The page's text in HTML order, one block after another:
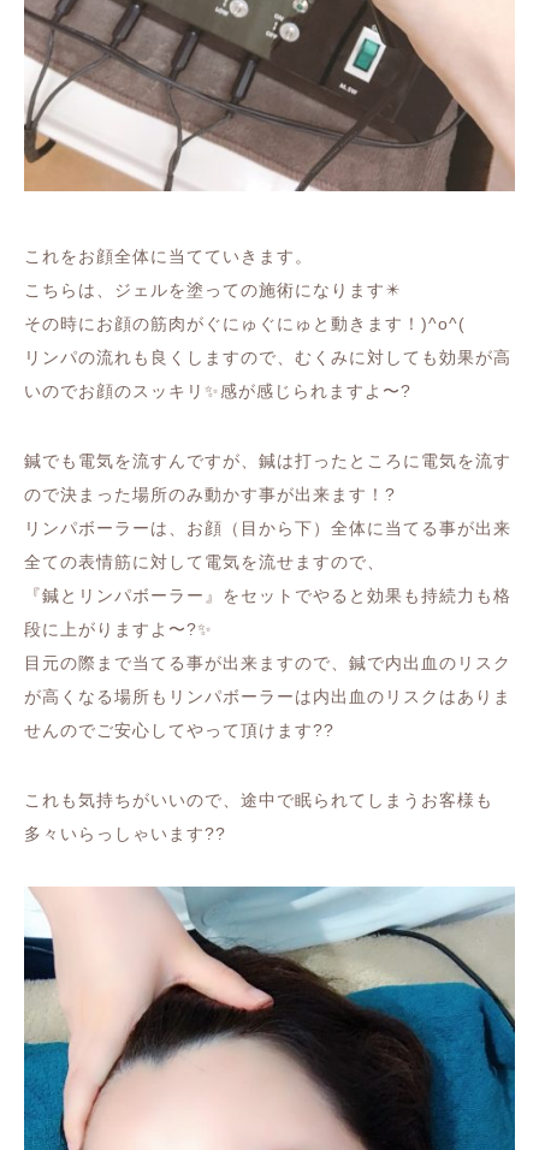
これをお顔全体に当てていきます。
こちらは、ジェルを塗っての施術になります✴️
その時にお顔の筋肉がぐにゅぐにゅと動きます！)^o^(
リンパの流れも良くしますので、むくみに対しても効果が高
いのでお顔のスッキリ✨感が感じられますよ〜?
鍼でも電気を流すんですが、鍼は打ったところに電気を流す
ので決まった場所のみ動かす事が出来ます！?
リンパボーラーは、お顔（目から下）全体に当てる事が出来
全ての表情筋に対して電気を流せますので、
『鍼とリンパボーラー』をセットでやると効果も持続力も格
段に上がりますよ〜?✨
目元の際まで当てる事が出来ますので、鍼で内出血のリスク
が高くなる場所もリンパボーラーは内出血のリスクはありま
せんのでご安心してやって頂けます??
これも気持ちがいいので、途中で眠られてしまうお客様も
多々いらっしゃいます??